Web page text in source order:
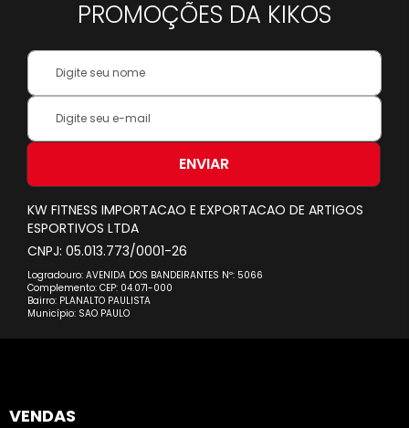
PROMOÇÕES DA KIKOS
Your
Name:
Inscreva-
na
Newsletter:
ENVIAR
KW FITNESS IMPORTACAO E EXPORTACAO DE ARTIGOS
ESPORTIVOS LTDA
CNPJ: 05.013.773/0001-26
Logradouro: AVENIDA DOS BANDEIRANTES Nº: 5066
Complemento: CEP: 04.071-000
Bairro: PLANALTO PAULISTA
Município: SAO PAULO
VENDAS